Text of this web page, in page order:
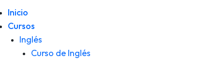
Inicio
Cursos
Inglés
Curso de Inglés